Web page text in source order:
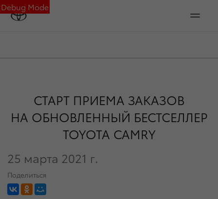
Debug Mode
СТАРТ ПРИЕМА ЗАКАЗОВ
НА ОБНОВЛЕННЫЙ БЕСТСЕЛЛЕР
TOYOTA CAMRY
25 марта 2021 г.
Поделиться